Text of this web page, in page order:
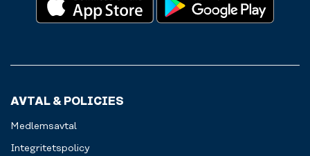
AVTAL & POLICIES
Medlemsavtal
Integritetspolicy